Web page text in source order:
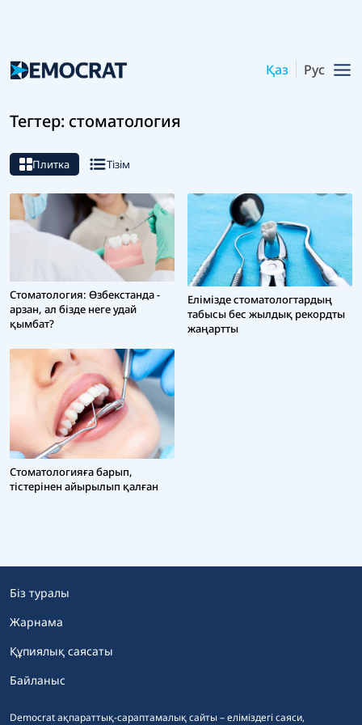
Қаз Рус
Тегтер: стоматология
Плитка Тізім
Стоматология: Өзбекстанда -
арзан, ал бізде неге удай
қымбат?
Елімізде стоматологтардың
табысы бес жылдық рекордты
жаңартты
Стоматологияға барып,
тістерінен айырылып қалған
Democrat ақпараттық-сараптамалық сайты – еліміздегі саяси,
Біз туралы
Жарнама
Құпиялық саясаты
Байланыс